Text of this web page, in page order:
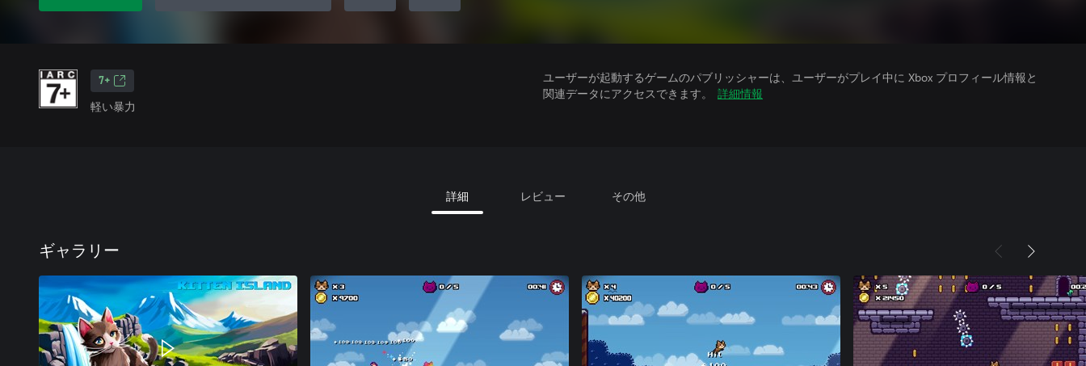
7+
軽い暴力
ユーザーが起動するゲームのパブリッシャーは、ユーザーがプレイ中に Xbox プロフィール情報と
関連データにアクセスできます。
詳細情報
詳細 レビュー その他
ギャラリー